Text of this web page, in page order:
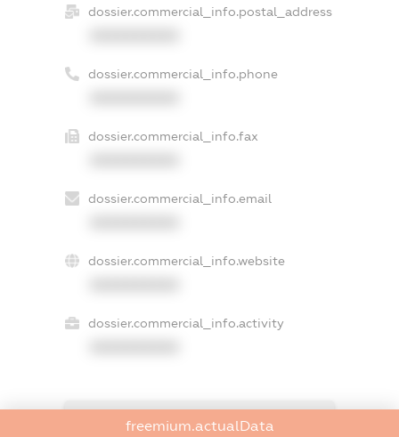
dossier.commercial_info.postal_address
dossier.commercial_info.phone
dossier.commercial_info.fax
dossier.commercial_info.email
dossier.commercial_info.website
dossier.commercial_info.activity
freemium.exampleText_1
freemium.actualData